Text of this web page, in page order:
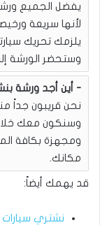
يفضل الجميع
لأنها سريعة
يلزمك تحريك
وستحضر الورشة
أين أجد ورشة
نحن قريبون جداً
وسنكون معك
ومجهزة بكافة
مكانك.
قد يهمك أيضاً:
نشتري